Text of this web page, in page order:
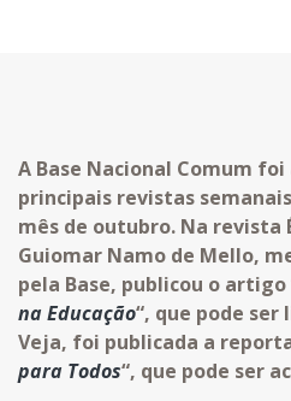
A Base Nacional Comum
principais revistas
mês de outubro. Na revista
Guiomar Namo de Mello,
pela Base, publicou o artigo
na Educação“, que pode ser
Veja, foi publicada a
para Todos“, que pode ser